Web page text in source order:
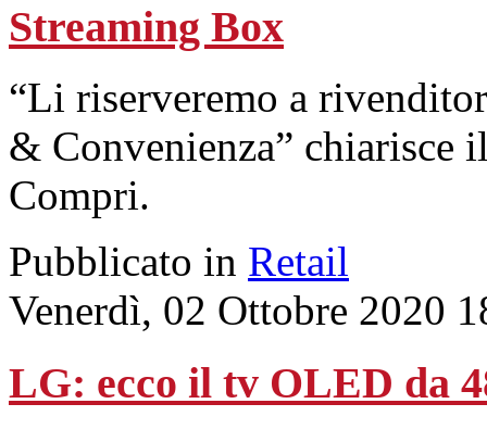
Streaming Box
“Li riserveremo a
& Convenienza” chiarisce
Compri.
Pubblicato in Retail
Venerdì, 02 Ottobre 2020
LG: ecco il tv OLED da